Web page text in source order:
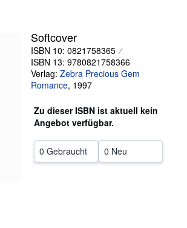
SCHLIESSEN
Softcover
ISBN 10: 0821758365
ISBN 13: 9780821758366
Verlag: Zebra Precious Gem
Romance, 1997
Zu dieser ISBN ist aktuell kein
Angebot verfügbar.
0 Gebraucht 0 Neu